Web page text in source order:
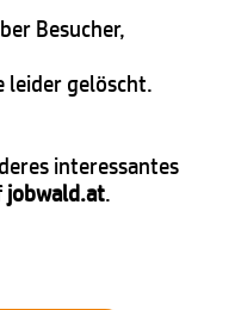
Besucher,
leider gelöscht.
interessantes
jobwald.at.